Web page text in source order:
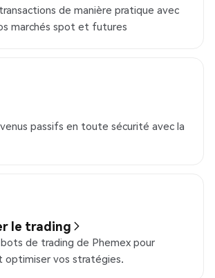
de manière pratique avec
marchés spot et futures
passifs en toute sécurité avec la
le trading
de trading de Phemex pour
optimiser vos stratégies.